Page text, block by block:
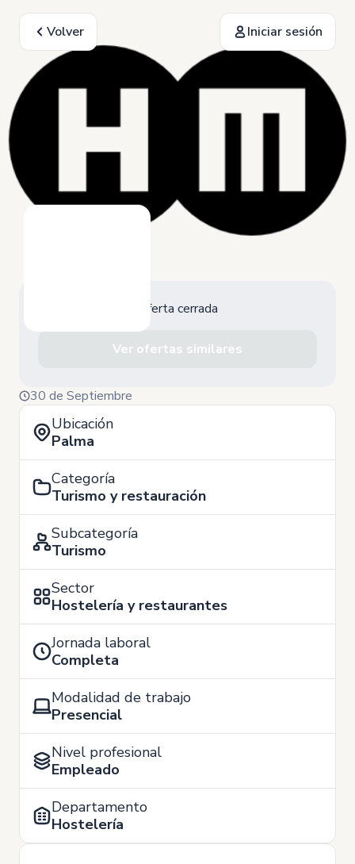
Volver Iniciar sesión
Oferta cerrada
Ver ofertas similares
30 de Septiembre
Ubicación
Palma
Categoría
Turismo y restauración
Subcategoría
Turismo
Sector
Hostelería y restaurantes
Jornada laboral
Completa
Modalidad de trabajo
Presencial
Nivel profesional
Empleado
Departamento
Hostelería